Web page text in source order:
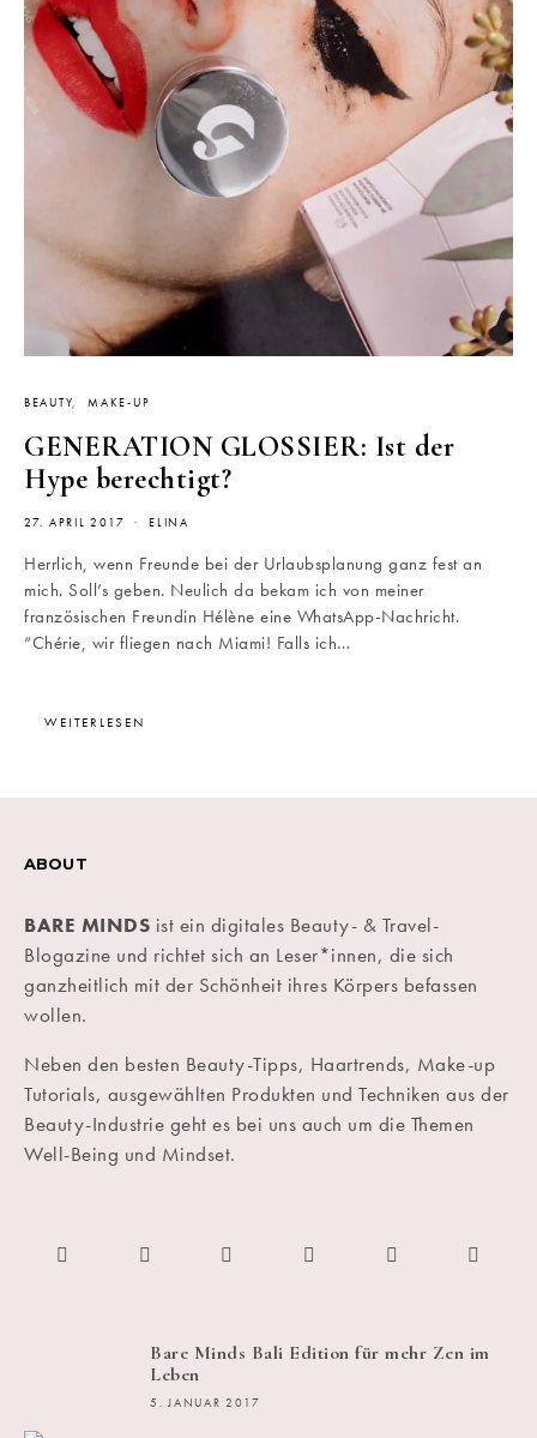
BEAUTY MAKE-UP
GENERATION GLOSSIER: Ist der
Hype berechtigt?
27. APRIL 2017 ELINA
Herrlich, wenn Freunde bei der Urlaubsplanung ganz fest an
mich. Soll’s geben. Neulich da bekam ich von meiner
französischen Freundin Hélène eine WhatsApp-Nachricht.
“Chérie, wir fliegen nach Miami! Falls ich…
WEITERLESEN
ABOUT
BARE MINDS ist ein digitales Beauty- & Travel-
Blogazine und richtet sich an Leser*innen, die sich
ganzheitlich mit der Schönheit ihres Körpers befassen
wollen.
Neben den besten Beauty-Tipps, Haartrends, Make-up
Tutorials, ausgewählten Produkten und Techniken aus der
Beauty-Industrie geht es bei uns auch um die Themen
Well-Being und Mindset.
Bare Minds Bali Edition für mehr Zen im
Leben
5. JANUAR 2017